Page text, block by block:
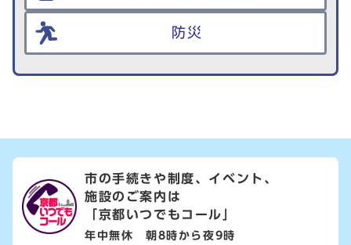
防災
市の手続きや制度、イベント、
施設のご案内は
「京都いつでもコール」
年中無休 朝8時から夜9時